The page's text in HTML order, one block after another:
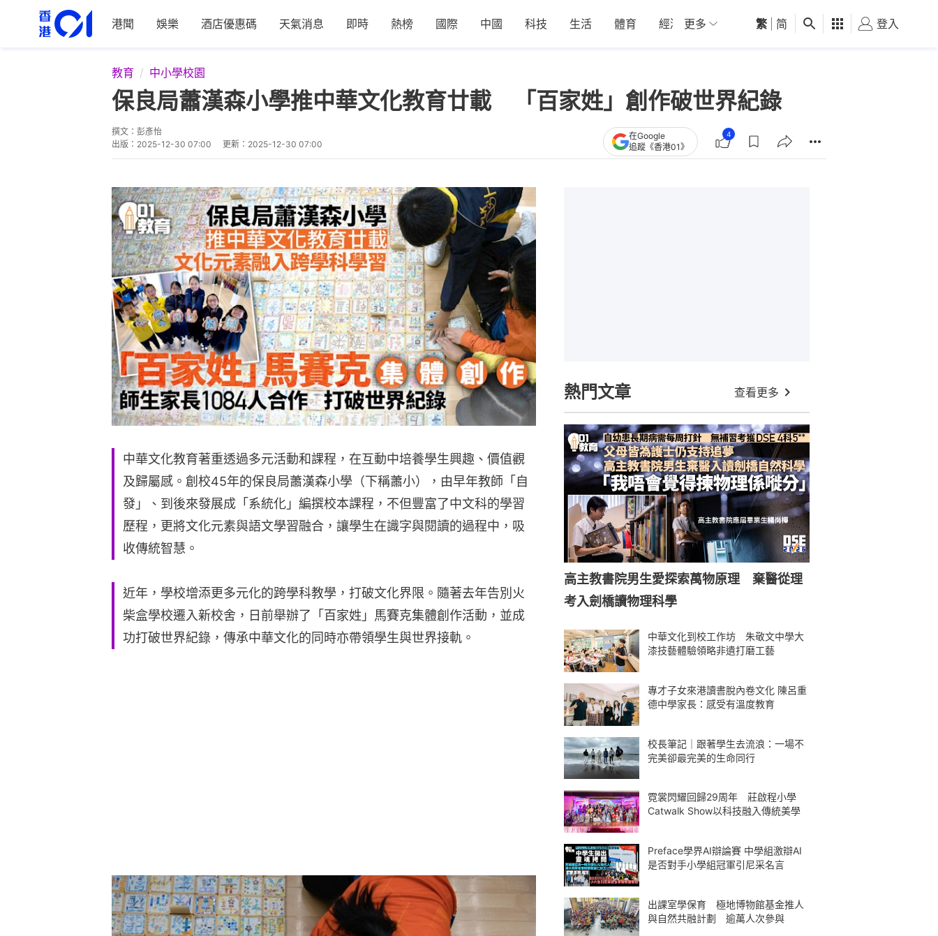
港聞 娛樂 酒店優惠碼 天氣消息 即時 熱榜 國際 中國 科技 生活 體育 經濟 01深圳 觀點 健康 好食玩飛
更多 繁 简 登入
教育 中小學校園
保良局蕭漢森小學推中華文化教育廿載 「百家姓」創作破世界紀錄
撰文： 彭彥怡
出版： 2025-12-30 07:00 更新： 2025-12-30 07:00
在Google
追蹤《香港01》
4
中華文化教育著重透過多元活動和課程，在互動中培養學生興趣、價值觀
及歸屬感。創校45年的保良局蕭漢森小學（下稱蕭小），由早年教師「自
發」、到後來發展成「系統化」編撰校本課程，不但豐富了中文科的學習
歷程，更將文化元素與語文學習融合，讓學生在識字與閱讀的過程中，吸
收傳統智慧。
近年，學校增添更多元化的跨學科教學，打破文化界限。隨著去年告別火
柴盒學校遷入新校舍，日前舉辦了「百家姓」馬賽克集體創作活動，並成
功打破世界紀錄，傳承中華文化的同時亦帶領學生與世界接軌。
熱門文章 查看更多
高主教書院男生愛探索萬物原理 棄醫從理
考入劍橋讀物理科學
中華文化到校工作坊 朱敬文中學大
漆技藝體驗領略非遺打磨工藝
專才子女來港讀書脫內卷文化 陳呂重
德中學家長：感受有溫度教育
校長筆記｜跟著學生去流浪：一場不
完美卻最完美的生命同行
霓裳閃耀回歸29周年 莊啟程小學
Catwalk Show以科技融入傳統美學
Preface學界AI辯論賽 中學組激辯AI
是否對手小學組冠軍引尼采名言
出課室學保育 極地博物館基金推人
與自然共融計劃 逾萬人次參與